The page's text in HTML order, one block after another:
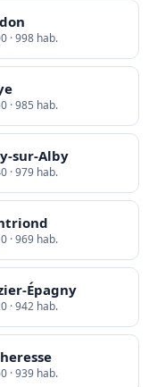
· 998 hab.
· 985 hab.
sur-Alby
· 979 hab.
· 969 hab.
Épagny
· 942 hab.
· 939 hab.